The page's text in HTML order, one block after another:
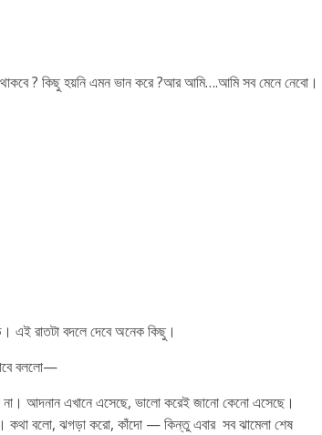
থাকবে ? কিছু হয়নি এমন ভান করে ?আর আমি….আমি সব মেনে নেবো।
এই রাতটা বদলে দেবে অনেক কিছু।
বললো—
আদনান এখানে এসেছে, ভালো করেই জানো কেনো এসেছে।
কথা বলো, ঝগড়া করো, কাঁদো — কিন্তু এবার সব ঝামেলা শেষ